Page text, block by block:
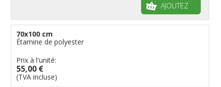
AJOUTEZ
70x100 cm
Étamine de polyester
Prix à l'unité:
55,00 €
(TVA incluse)